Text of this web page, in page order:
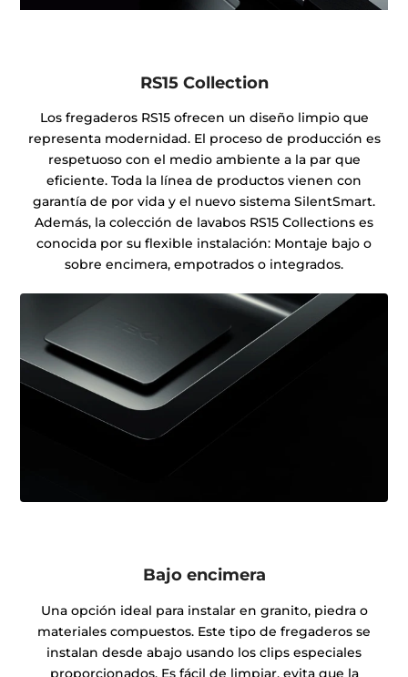
RS15 Collection
Los fregaderos RS15 ofrecen un diseño limpio que
representa modernidad. El proceso de producción es
respetuoso con el medio ambiente a la par que
eficiente. Toda la línea de productos vienen con
garantía de por vida y el nuevo sistema SilentSmart.
Además, la colección de lavabos RS15 Collections es
conocida por su flexible instalación: Montaje bajo o
sobre encimera, empotrados o integrados.
Bajo encimera
Una opción ideal para instalar en granito, piedra o
materiales compuestos. Este tipo de fregaderos se
instalan desde abajo usando los clips especiales
proporcionados. Es fácil de limpiar, evita que la